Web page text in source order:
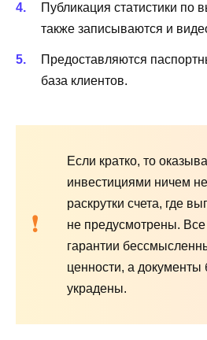
Публикация статистики по
также записываются и
Предоставляются
база клиентов.
Если кратко, то
инвестициями ничем
раскрутки счета, где
не предусмотрены.
гарантии
ценности, а документы
украдены.